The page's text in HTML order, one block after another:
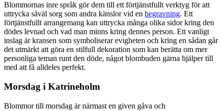
Blommornas inre språk gör dem till ett förtjänstfullt verktyg för att
uttrycka såväl sorg som andra känslor vid en begravning. Ett
förtjänstfullt arrangemang kan uttrycka många olika sidor kring den
dödes levnad och vad man minns kring dennes person. Ett vanligt
inslag är kransen som symboliserar evigheten och kring en sådan går
det utmärkt att göra en stilfull dekoration som kan berätta om mer
personliga teman runt den döde, något blombuden gärna hjälper till
med att få alldeles perfekt.
Morsdag i Katrineholm
Blommor till morsdag är närmast en given gåva och